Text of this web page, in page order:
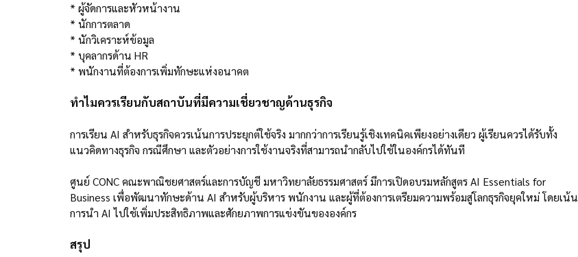
* ผู้จัดการและหัวหน้างาน
* นักการตลาด
* นักวิเคราะห์ข้อมูล
* บุคลากรด้าน HR
* พนักงานที่ต้องการเพิ่มทักษะแห่งอนาคต
ทำไมควรเรียนกับสถาบันที่มีความเชี่ยวชาญด้านธุรกิจ
การเรียน AI สำหรับธุรกิจควรเน้นการประยุกต์ใช้จริง มากกว่าการเรียนรู้เชิงเทคนิคเพียงอย่างเดียว ผู้เรียนควรได้รับทั้ง
แนวคิดทางธุรกิจ กรณีศึกษา และตัวอย่างการใช้งานจริงที่สามารถนำกลับไปใช้ในองค์กรได้ทันที
ศูนย์ CONC คณะพาณิชยศาสตร์และการบัญชี มหาวิทยาลัยธรรมศาสตร์ มีการเปิดอบรมหลักสูตร AI Essentials for
Business เพื่อพัฒนาทักษะด้าน AI สำหรับผู้บริหาร พนักงาน และผู้ที่ต้องการเตรียมความพร้อมสู่โลกธุรกิจยุคใหม่ โดยเน้น
การนำ AI ไปใช้เพิ่มประสิทธิภาพและศักยภาพการแข่งขันขององค์กร
สรุป